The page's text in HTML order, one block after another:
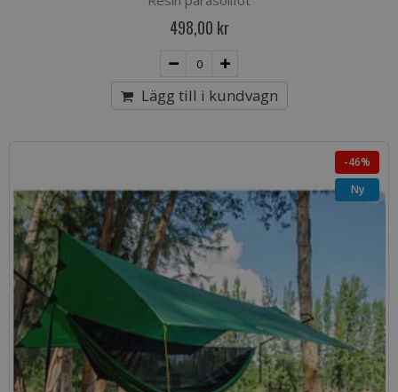
498,00 kr
Lägg till i kundvagn
-46%
Ny